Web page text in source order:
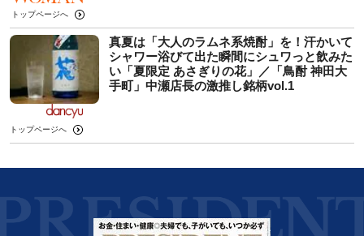
トップページへ
真夏は「大人のラムネ系焼酎」を！汗かいて
シャワー浴びて出た瞬間にシュワっと飲みた
い「夏限定 あさぎりの花」／「鳥酎 神田大
手町」中瀬店長の激推し銘柄vol.1
トップページへ